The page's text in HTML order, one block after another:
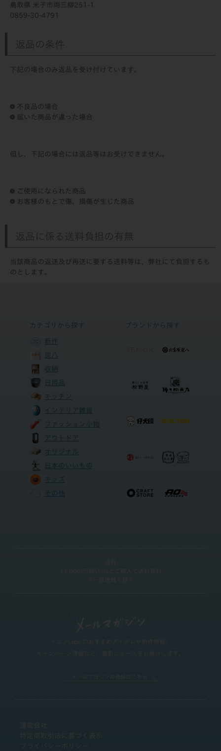
鳥取県 米子市両三柳251-1
0859-30-4791
返品の条件
下記の場合のみ返品を受け付けています。
不良品の場合
届いた商品が違った場合
但し、下記の場合には返品等はお受けできません。
ご使用になられた商品
お客様のもとで傷、損傷が生じた商品
返品に係る送料負担の有無
当該商品の返送及び再送に要する送料等は、弊社にて負担するも
のとします。
カテゴリから探す
新作
炭八
収納
日用品
キッチン
インテリア雑貨
ファッション小物
アウトドア
オリジナル
日本のいいもの
キッズ
その他
ブランドから探す
運営会社
特定商取引法に基づく表示
プライバシーポリシー